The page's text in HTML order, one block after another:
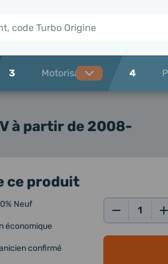
3 4
à partir de 2008-
ce produit
Neuf
économique
confirmé